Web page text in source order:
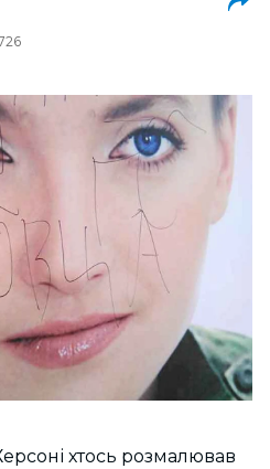
хтось розмалював